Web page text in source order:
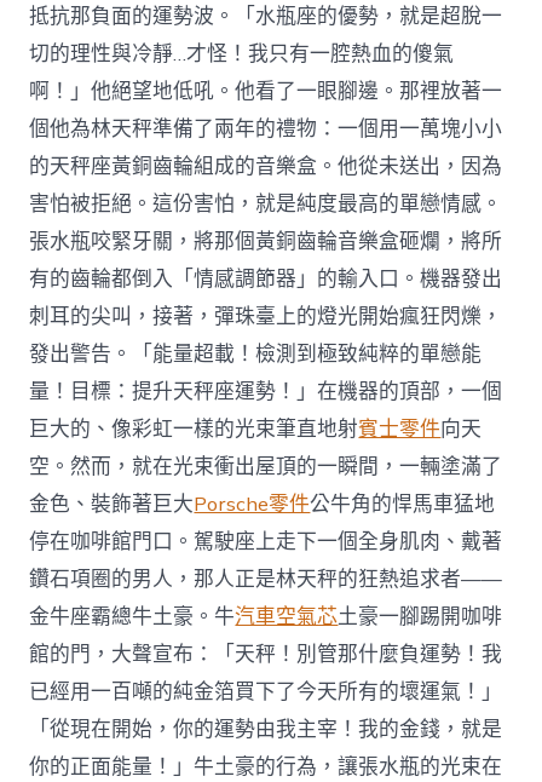
抵抗那負面的運勢波。「水瓶座的優勢，就是超脫一
切的理性與冷靜…才怪！我只有一腔熱血的傻氣
啊！」他絕望地低吼。他看了一眼腳邊。那裡放著一
個他為林天秤準備了兩年的禮物：一個用一萬塊小小
的天秤座黃銅齒輪組成的音樂盒。他從未送出，因為
害怕被拒絕。這份害怕，就是純度最高的單戀情感。
張水瓶咬緊牙關，將那個黃銅齒輪音樂盒砸爛，將所
有的齒輪都倒入「情感調節器」的輸入口。機器發出
刺耳的尖叫，接著，彈珠臺上的燈光開始瘋狂閃爍，
發出警告。「能量超載！檢測到極致純粹的單戀能
量！目標：提升天秤座運勢！」在機器的頂部，一個
巨大的、像彩虹一樣的光束筆直地射賓士零件向天
空。然而，就在光束衝出屋頂的一瞬間，一輛塗滿了
金色、裝飾著巨大Porsche零件公牛角的悍馬車猛地
停在咖啡館門口。駕駛座上走下一個全身肌肉、戴著
鑽石項圈的男人，那人正是林天秤的狂熱追求者——
金牛座霸總牛土豪。牛汽車空氣芯土豪一腳踢開咖啡
館的門，大聲宣布：「天秤！別管那什麼負運勢！我
已經用一百噸的純金箔買下了今天所有的壞運氣！」
「從現在開始，你的運勢由我主宰！我的金錢，就是
你的正面能量！」牛土豪的行為，讓張水瓶的光束在